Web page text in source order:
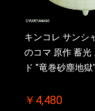
キンコレ サンシ
のコマ 原作 蓄光
ド "竜巻砂塵地獄"
￥4,480